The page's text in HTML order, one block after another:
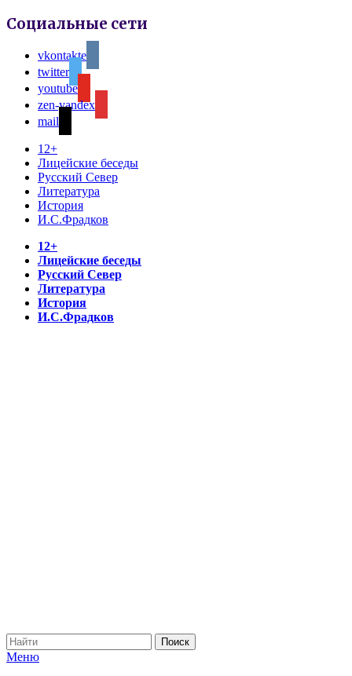
Социальные сети
vkontakte
twitter
youtube
zen-yandex
mail
12+
Лицейские беседы
Русский Север
Литература
История
И.С.Фрадков
12+
Лицейские беседы
Русский Север
Литература
История
И.С.Фрадков
Меню